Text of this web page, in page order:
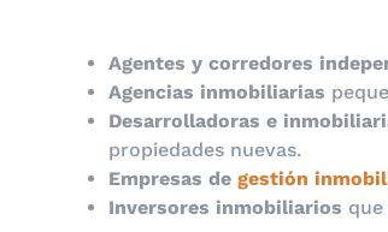
Agentes y corredores
Agencias inmobiliarias
Desarrolladoras e
propiedades nuevas.
Empresas de gestión
Inversores inmobiliarios